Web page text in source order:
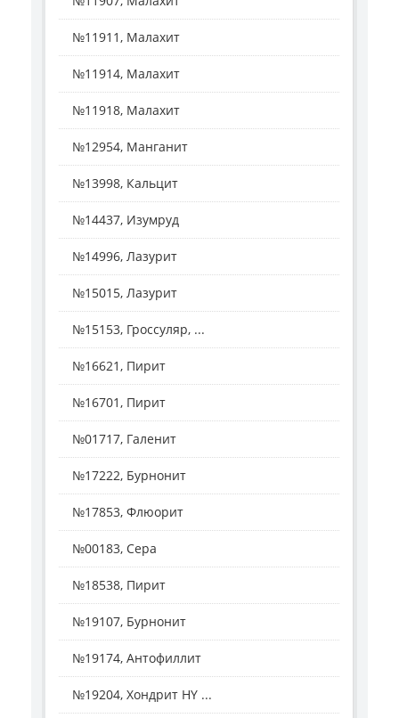
№11911, Малахит
№11914, Малахит
№11918, Малахит
№12954, Манганит
№13998, Кальцит
№14437, Изумруд
№14996, Лазурит
№15015, Лазурит
№15153, Гроссуляр, ...
№16621, Пирит
№16701, Пирит
№01717, Галенит
№17222, Бурнонит
№17853, Флюорит
№00183, Сера
№18538, Пирит
№19107, Бурнонит
№19174, Антофиллит
№19204, Хондрит HY ...